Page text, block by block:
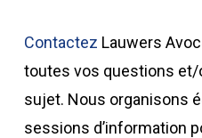
Contactez Lauwers
toutes vos questions et/
sujet. Nous organisons
sessions d’information